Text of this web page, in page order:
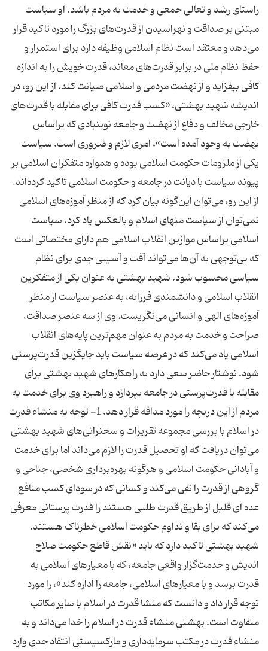
راستای رشد و تعالی جمعی و خدمت به مردم باشد. او سیاست
مبتنی بر صداقت و نهراسیدن از قدرت‌های بزرگ را مورد تاکید قرار
می‌دهد و معتقد است نظام اسلامی وظیفه دارد برای استمرار و
حفظ نظام ملی در برابر قدرت‌های معاند، قدرت خویش را به اندازه
کافی بیفزاید و از نهضت مردمی و اسلامی صیانت کند. از این رو، در
اندیشه شهید بهشتی، «كسب قدرت كافى براى مقابله با قدرت‌هاى
خارجى مخالف و دفاع از نهضت و جامعه نوبنيادى كه براساس
نهضت به وجود آمده است»، امری لازم و ضروری است. سیاست
یکی از ملزومات حکومت اسلامی بوده و همواره متفکران اسلامی بر
پیوند سیاست با دیانت در جامعه و حکومت اسلامی تاکید کرده‌اند.
از این رو، می‌توان این‌گونه بیان کرد که از منظر آموزه‌های اسلامی
نمی‌توان از سیاست منهای اسلام و بالعکس یاد کرد. سیاست
اسلامی براساس موازین انقلاب اسلامی هم دارای مختصاتی است
که بی‌توجهی به آن‌ها می‌تواند آفت و آسیبی جدی برای نظام
سیاسی محسوب شود. شهید بهشتی به عنوان یکی از متفکرین
انقلاب اسلامی و دانشمندی فرزانه، به عنصر سیاست از منظر
آموزه‌های الهی و انسانی می‌نگریست. وی از سه عنصر صداقت،
صراحت و خدمت به مردم به عنوان مهم‌ترین پایه‌های انقلاب
اسلامی یاد می‌کند که در عرصه سیاست باید جایگزین قدرت‌پرستی
شود. نوشتار حاضر سعی دارد به راهکارهای شهید بهشتی برای
مقابله با قدرت‌پرستی در جامعه بپردازد و راهبرد وی برای خدمت به
مردم از این دریچه را مورد مداقه قرار دهد. 1- توجه به منشاء قدرت
در اسلام با بررسی مجموعه تقریرات و سخنرانی‌های شهید بهشتی
می‌توان دریافت که او تحصیل قدرت را لازم می‌داند اما برای خدمت
و آبادانی حکومت اسلامی و هرگونه بهره‌برداری شخصی، جناحی و
گروهی از قدرت را نفی می‌کند و کسانی که در سودای کسب منافع
عده ای قلیل از طریق قدرت طلبی هستند را قدرت پرستانی معرفی
می‌کند که برای بقا و تداوم حکومت اسلامی خطرناک هستند.
شهید بهشتی تاکید دارد که باید «نقش قاطع حكومت صلاح
انديش و خدمت‌گزار واقعى جامعه، كه با معيارهاى اسلامى به
قدرت برسد و با معيارهاى اسلامى، جامعه را اداره كند»، را مورد
توجه قرار داد و دانست که منشا قدرت در اسلام با سایر مکاتب
متفاوت است. بهشتی منشاء قدرت در اسلام را خدا می‌داند و به
منشاء قدرت در مکتب سرمایه‌داری و مارکسیستی انتقاد جدی وارد